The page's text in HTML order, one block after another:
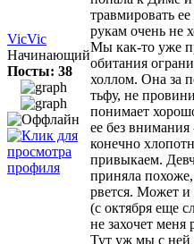
VicVic
Начинающий
Посты: 38
травмировать
рукам очень не
Мы как-то уже
обитания
холлом. Она за
тьфу, не
понимает
ее без
конечно
привыкаем.
приняла
рвется. Может и
(с октября еще
не захочет меня
Тут уж мы с ней